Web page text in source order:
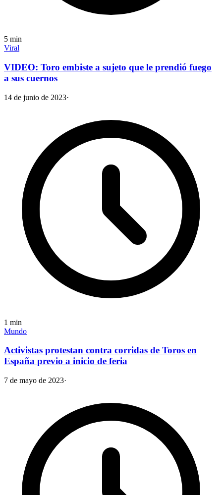
5 min
Viral
VIDEO: Toro embiste a sujeto que le prendió fuego
a sus cuernos
14 de junio de 2023·
1 min
Mundo
Activistas protestan contra corridas de Toros en
España previo a inicio de feria
7 de mayo de 2023·